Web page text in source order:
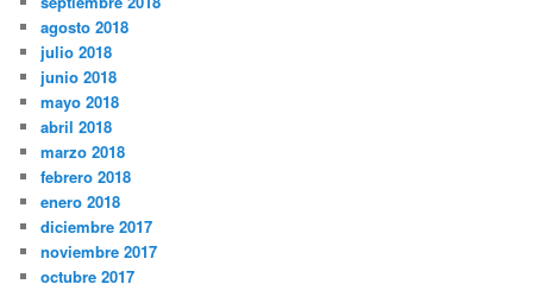
agosto 2018
julio 2018
junio 2018
mayo 2018
abril 2018
marzo 2018
febrero 2018
enero 2018
diciembre 2017
noviembre 2017
octubre 2017